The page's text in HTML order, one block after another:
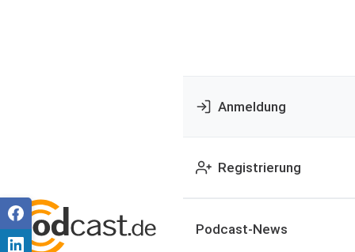
Anmeldung
Registrierung
Podcast-News